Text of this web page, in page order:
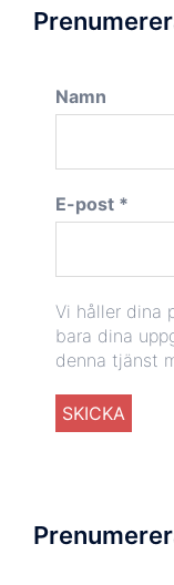
Namn
E-post *
Vi håller dina
bara dina
denna tjänst